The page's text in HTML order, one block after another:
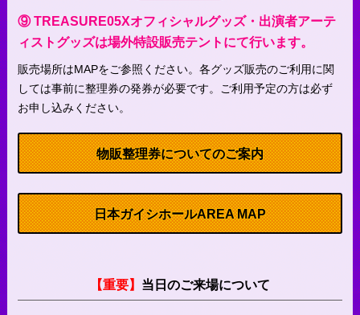
⑨ TREASURE05Xオフィシャルグッズ・出演者アーテ
ィストグッズは場外特設販売テントにて行います。
販売場所はMAPをご参照ください。各グッズ販売のご利用に関
しては事前に整理券の発券が必要です。ご利用予定の方は必ず
お申し込みください。
物販整理券についてのご案内
日本ガイシホールAREA MAP
【重要】 当日のご来場について